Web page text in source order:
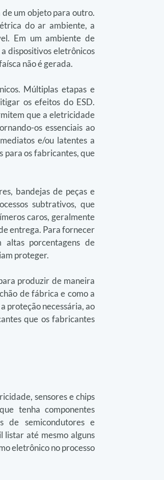
um objeto para outro.
do ar ambiente, a
Em um ambiente de
dispositivos eletrônicos
não é gerada.
Múltiplas etapas e
os efeitos do ESD.
que a eletricidade
os essenciais ao
e/ou latentes a
para os fabricantes, que
bandejas de peças e
subtrativos, que
caros, geralmente
entrega. Para fornecer
altas porcentagens de
proteger.
produzir de maneira
de fábrica e como a
proteção necessária, ao
que os fabricantes
sensores e chips
tenha componentes
de semicondutores e
listar até mesmo alguns
eletrônico no processo